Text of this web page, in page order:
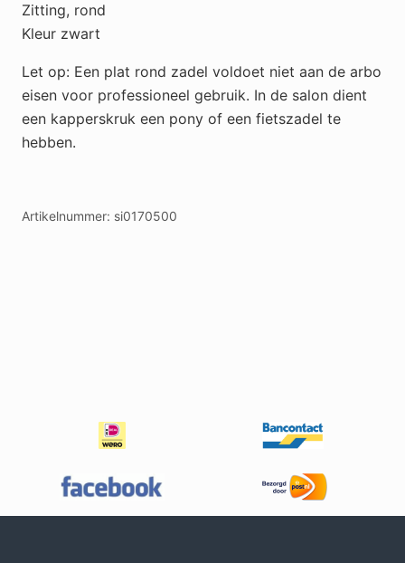
Zitting, rond
Kleur zwart
Let op: Een plat rond zadel voldoet niet aan de arbo
eisen voor professioneel gebruik. In de salon dient
een kapperskruk een pony of een fietszadel te
hebben.
Artikelnummer: si0170500